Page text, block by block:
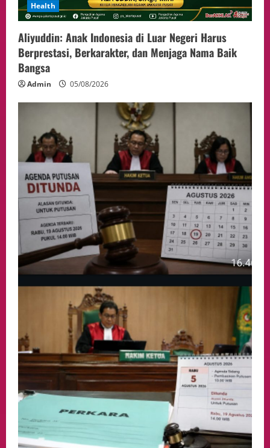
Health
Aliyuddin: Anak Indonesia di Luar Negeri Harus
Berprestasi, Berkarakter, dan Menjaga Nama Baik
Bangsa
Admin 05/08/2026